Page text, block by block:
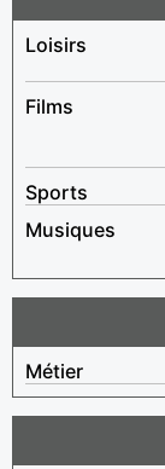
Loisirs
Films
Sports
Musiques
Métier